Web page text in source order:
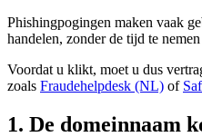
Phishingpogingen maken vaak
handelen, zonder de tijd te
Voordat u klikt, moet u dus
zoals Fraudehelpdesk (NL) of
1. De domeinnaam